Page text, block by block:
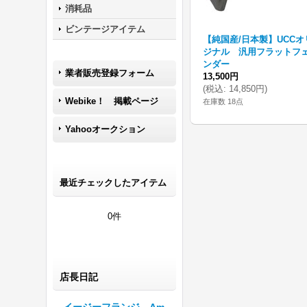
消耗品
ビンテージアイテム
業者販売登録フォーム
Webike！ 掲載ページ
Yahooオークション
最近チェックしたアイテム
0件
店長日記
【純国産/日本製】UCCオ
ジナル 汎用フラットフ
ンダー
13,500円
(税込: 14,850円)
在庫数 18点